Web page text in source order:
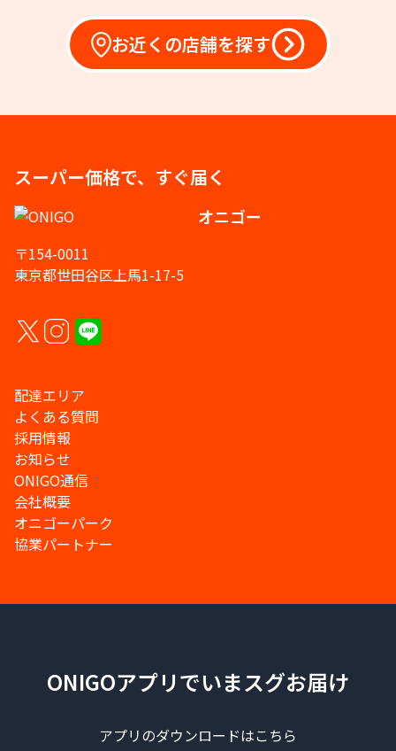
お近くの店舗を探す
スーパー価格で、すぐ届く
オニゴー
〒154-0011
東京都世田谷区上馬1-17-5
配達エリア
よくある質問
採用情報
お知らせ
ONIGO通信
会社概要
オニゴーパーク
協業パートナー
ONIGOアプリでいまスグお届け
アプリのダウンロードはこちら